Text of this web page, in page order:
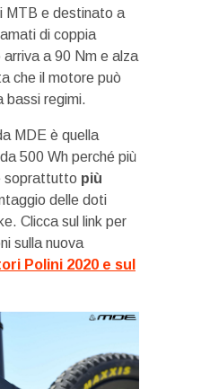
MTB e destinato a
di coppia
a 90 Nm e alza
che il motore può
regimi.
MDE è quella
500 Wh perché più
soprattutto più
delle doti
Clicca sul link per
sulla nuova
Polini 2020 e sul